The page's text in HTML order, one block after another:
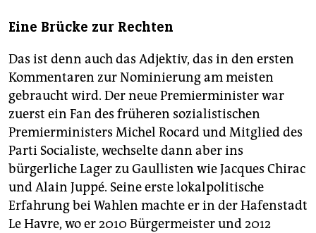
Eine Brücke zur Rechten
Das ist denn auch das Adjektiv, das in den ersten
Kommentaren zur Nominierung am meisten
gebraucht wird. Der neue Premierminister war
zuerst ein Fan des früheren sozialistischen
Premierministers Michel Rocard und Mitglied des
Parti Socialiste, wechselte dann aber ins
bürgerliche Lager zu Gaullisten wie Jacques Chirac
und Alain Juppé. Seine erste lokalpolitische
Erfahrung bei Wahlen machte er in der Hafenstadt
Le Havre, wo er 2010 Bürgermeister und 2012